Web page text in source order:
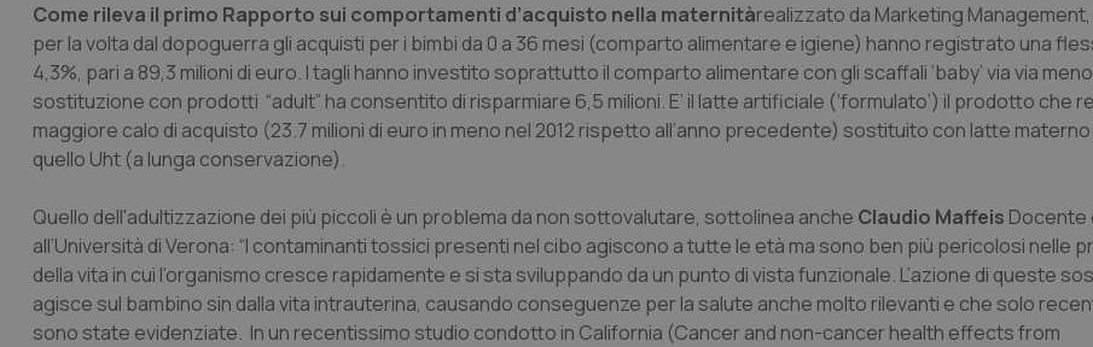
Come rileva il primo Rapporto sui comportamenti d’acquisto nella maternitàrealizzato da Marketing Management,
per la volta dal dopoguerra gli acquisti per i bimbi da 0 a 36 mesi (comparto alimentare e igiene) hanno registrato una
4,3%, pari a 89,3 milioni di euro. I tagli hanno investito soprattutto il comparto alimentare con gli scaffali ‘baby’ via via
sostituzione con prodotti “adult” ha consentito di risparmiare 6,5 milioni. E’ il latte artificiale (‘formulato’) il prodotto che
maggiore calo di acquisto (23.7 milioni di euro in meno nel 2012 rispetto all’anno precedente) sostituito con latte
quello Uht (a lunga conservazione).
Quello dell'adultizzazione dei più piccoli è un problema da non sottovalutare, sottolinea anche Claudio Maffeis Docente
all’Università di Verona: “I contaminanti tossici presenti nel cibo agiscono a tutte le età ma sono ben più pericolosi nelle
della vita in cui l’organismo cresce rapidamente e si sta sviluppando da un punto di vista funzionale. L’azione di queste
agisce sul bambino sin dalla vita intrauterina, causando conseguenze per la salute anche molto rilevanti e che solo
sono state evidenziate. In un recentissimo studio condotto in California (Cancer and non-cancer health effects from